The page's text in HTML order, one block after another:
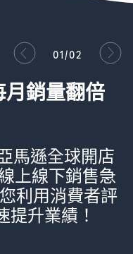
02/02
大賺心
售機會，利用
在德國、法國
月都有１０
Storage是如